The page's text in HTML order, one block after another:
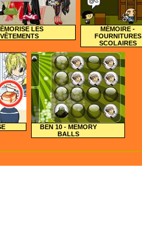
LES
VÊTEMENTS
MÉMOIRE -
FOURNITURES
SCOLAIRES
BEN 10 - MEMORY
BALLS